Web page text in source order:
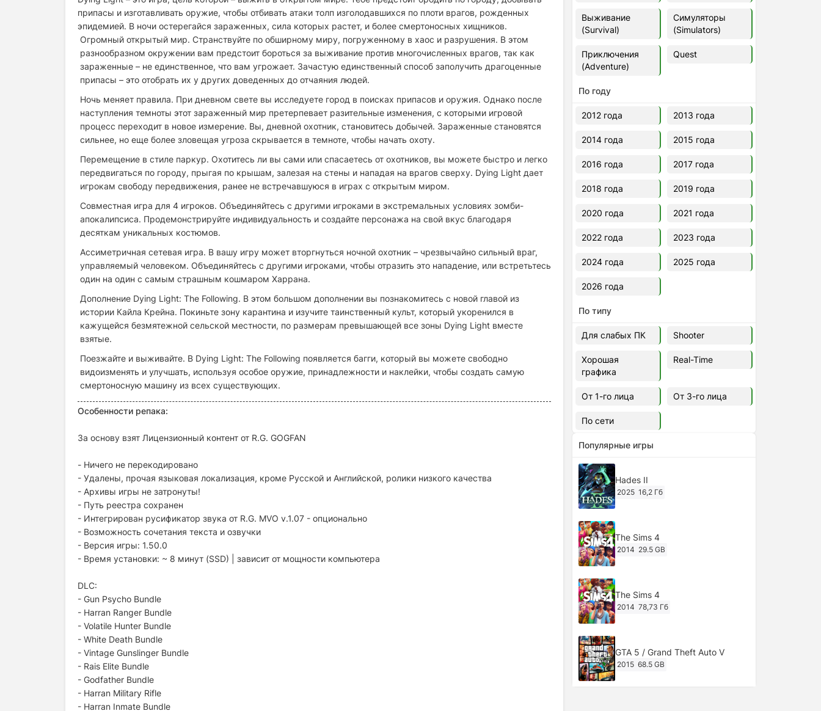
припасы и изготавливать оружие, чтобы отбивать атаки толп изголодавшихся по плоти врагов, рожденных
эпидемией. В ночи остерегайся зараженных, сила которых растет, и более смертоносных хищников.
Огромный открытый мир. Странствуйте по обширному миру, погруженному в хаос и разрушения. В этом
разнообразном окружении вам предстоит бороться за выживание против многочисленных врагов, так как
зараженные – не единственное, что вам угрожает. Зачастую единственный способ заполучить драгоценные
припасы – это отобрать их у других доведенных до отчаяния людей.
Ночь меняет правила. При дневном свете вы исследуете город в поисках припасов и оружия. Однако после
наступления темноты этот зараженный мир претерпевает разительные изменения, с которыми игровой
процесс переходит в новое измерение. Вы, дневной охотник, становитесь добычей. Зараженные становятся
сильнее, но еще более зловещая угроза скрывается в темноте, чтобы начать охоту.
Перемещение в стиле паркур. Охотитесь ли вы сами или спасаетесь от охотников, вы можете быстро и легко
передвигаться по городу, прыгая по крышам, залезая на стены и нападая на врагов сверху. Dying Light дает
игрокам свободу передвижения, ранее не встречавшуюся в играх с открытым миром.
Совместная игра для 4 игроков. Объединяйтесь с другими игроками в экстремальных условиях зомби-
апокалипсиса. Продемонстрируйте индивидуальность и создайте персонажа на свой вкус благодаря
десяткам уникальных костюмов.
Ассиметричная сетевая игра. В вашу игру может вторгнуться ночной охотник – чрезвычайно сильный враг,
управляемый человеком. Объединяйтесь с другими игроками, чтобы отразить это нападение, или встретьтесь
один на один с самым страшным кошмаром Харрана.
Дополнение Dying Light: The Following. В этом большом дополнении вы познакомитесь с новой главой из
истории Кайла Крейна. Покиньте зону карантина и изучите таинственный культ, который укоренился в
кажущейся безмятежной сельской местности, по размерам превышающей все зоны Dying Light вместе
взятые.
Поезжайте и выживайте. В Dying Light: The Following появляется багги, который вы можете свободно
видоизменять и улучшать, используя особое оружие, принадлежности и наклейки, чтобы создать самую
смертоносную машину из всех существующих.
Особенности репака:
За основу взят Лицензионный контент от R.G. GOGFAN
- Ничего не перекодировано
- Удалены, прочая языковая локализация, кроме Русской и Английской, ролики низкого качества
- Архивы игры не затронуты!
- Путь реестра сохранен
- Интегрирован русификатор звука от R.G. MVO v.1.07 - опционально
- Возможность сочетания текста и озвучки
- Версия игры: 1.50.0
- Время установки: ~ 8 минут (SSD) | зависит от мощности компьютера
DLC:
- Gun Psycho Bundle
- Harran Ranger Bundle
- Volatile Hunter Bundle
- White Death Bundle
- Vintage Gunslinger Bundle
- Rais Elite Bundle
- Godfather Bundle
- Harran Military Rifle
- Harran Inmate Bundle
V Rising
2024
Выживание
(Survival)
Симуляторы
(Simulators)
Приключения
(Adventure)
Quest
По году
2012 года 2013 года
2014 года 2015 года
2016 года 2017 года
2018 года 2019 года
2020 года 2021 года
2022 года 2023 года
2024 года 2025 года
2026 года
По типу
Для слабых ПК Shooter
Хорошая
графика
Real-Time
От 1-го лица От 3-го лица
По сети
Популярные игры
Hades II
2025 16,2 Гб
The Sims 4
2014 29.5 GB
The Sims 4
2014 78,73 Гб
GTA 5 / Grand Theft Auto V
2015 68.5 GB